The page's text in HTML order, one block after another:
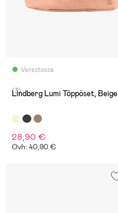
Varastossa
(3)
Lindberg Lumi Töppöset, Beige
28,90 €
Ovh: 40,90 €